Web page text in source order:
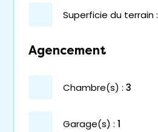
superficie du terrain :
Agencement
chambre(s) : 3
garage(s) : 1